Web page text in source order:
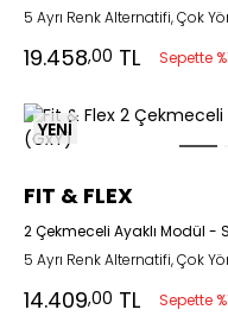
5 Ayrı Renk Alternatifi, Çok
19.458,00 TL Sepette
YENİ
FIT & FLEX
2 Çekmeceli Ayaklı Modül -
5 Ayrı Renk Alternatifi, Çok
14.409,00 TL Sepette